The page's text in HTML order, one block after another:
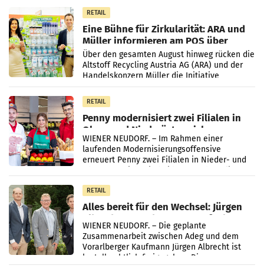
RETAIL
Eine Bühne für Zirkularität: ARA und
Müller informieren am POS über
Kreislauffähigkeit
Über den gesamten August hinweg rücken die
Altstoff Recycling Austria AG (ARA) und der
Handelskonzern Müller die Initiative
„Kreislauf-Helden“ in allen österreichischen
Müller-Filialen
RETAIL
Penny modernisiert zwei Filialen in
Ober- und Niederösterreich
WIENER NEUDORF. – Im Rahmen einer
laufenden Modernisierungsoffensive
erneuert Penny zwei Filialen in Nieder- und
RETAIL
Alles bereit für den Wechsel: Jürgen
Albrecht setzt ab 1.1.2027 auf Adeg
WIENER NEUDORF. – Die geplante
Zusammenarbeit zwischen Adeg und dem
Vorarlberger Kaufmann Jürgen Albrecht ist
kartellrechtlich freigegeben: Die
Bundeswettbewerbsbehörde und der